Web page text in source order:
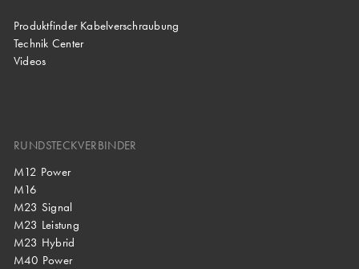
Produktfinder Kabelverschraubung
Technik Center
Videos
RUNDSTECKVERBINDER
M12 Power
M16
M23 Signal
M23 Leistung
M23 Hybrid
M40 Power